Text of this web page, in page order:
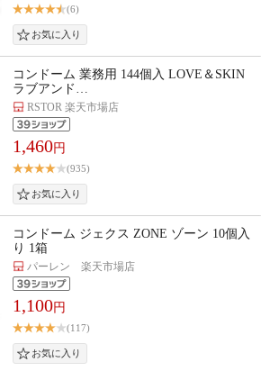
(6)
コンドーム 業務用 144個入 LOVE＆SKIN
ラブアンド…
RSTOR 楽天市場店
1,460円
(935)
コンドーム ジェクス ZONE ゾーン 10個入
り 1箱
パーレン 楽天市場店
1,100円
(117)